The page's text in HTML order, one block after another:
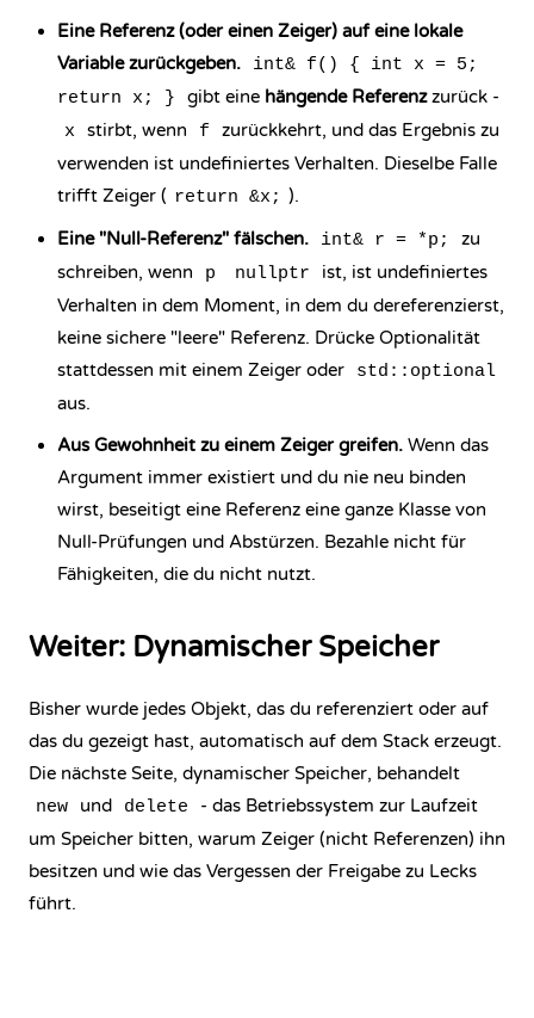
Eine Referenz (oder einen Zeiger) auf eine lokale
Variable zurückgeben.
int& f() { int x = 5;
return x; }
gibt eine hängende Referenzzurück -
x stirbt, wenn f
zurückkehrt, und das Ergebnis zu
verwenden ist undefiniertes Verhalten. Dieselbe Falle
trifft Zeiger ( return &x; ).
Eine "Null-Referenz" fälschen.
int& r = *p;
zu
schreiben, wenn
p nullptr
ist, ist undefiniertes
Verhalten in dem Moment, in dem du dereferenzierst,
keine sichere "leere" Referenz. Drücke Optionalität
stattdessen mit einem Zeiger oder
std::optional
aus.
Aus Gewohnheit zu einem Zeiger greifen. Wenn das
Argument immer existiert und du nie neu binden
wirst, beseitigt eine Referenz eine ganze Klasse von
Null-Prüfungen und Abstürzen. Bezahle nicht für
Fähigkeiten, die du nicht nutzt.
Weiter: Dynamischer Speicher
Bisher wurde jedes Objekt, das du referenziert oder auf
das du gezeigt hast, automatisch auf dem Stack erzeugt.
Die nächste Seite, dynamischer Speicher, behandelt
new und delete
- das Betriebssystem zur Laufzeit
um Speicher bitten, warum Zeiger (nicht Referenzen) ihn
besitzen und wie das Vergessen der Freigabe zu Lecks
führt.